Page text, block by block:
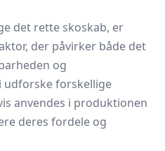
det rette skoskab, er
der påvirker både det
og
udforske forskellige
anvendes i produktionen
deres fordele og